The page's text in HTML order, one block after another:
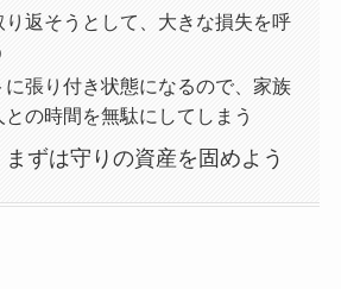
返そうとして、大きな損失を呼
張り付き状態になるので、家族
の時間を無駄にしてしまう
ずは守りの資産を固めよう